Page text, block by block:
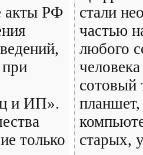
акты РФ
и ИП».
только
стали
частью
любого
сотовый
старых,